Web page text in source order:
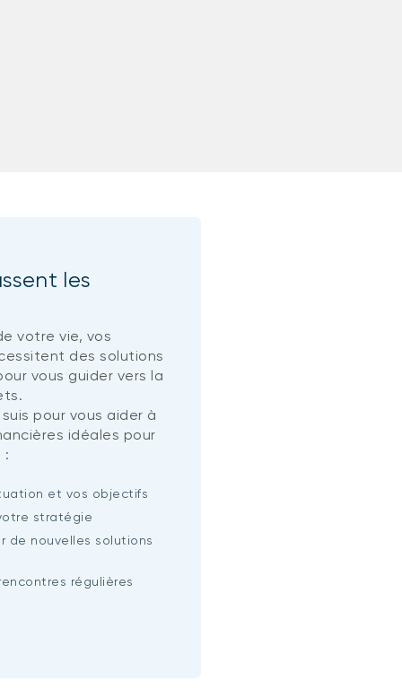
les
votre vie, vos
des solutions
vous guider vers la
pour vous aider à
idéales pour
:
et vos objectifs
stratégie
de nouvelles solutions
régulières